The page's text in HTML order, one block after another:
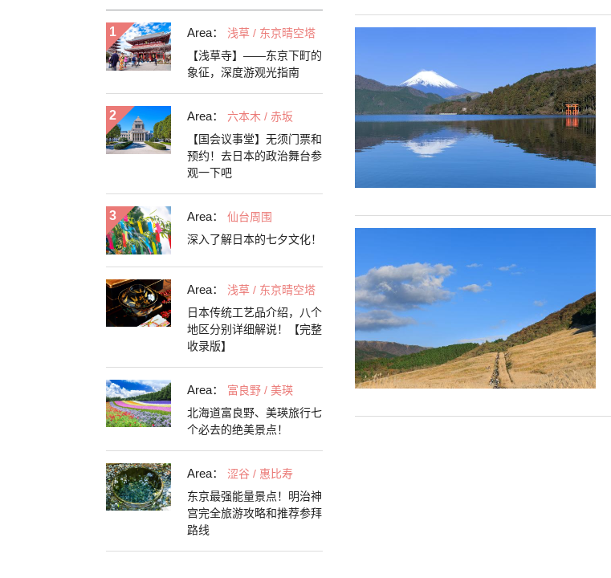
Area：
浅草 / 东京晴空塔
【浅草寺】——东京下町的
象征，深度游观光指南
Area：
六本木 / 赤坂
【国会议事堂】无须门票和
预约！去日本的政治舞台参
观一下吧
Area：
仙台周围
深入了解日本的七夕文化！
Area：
浅草 / 东京晴空塔
日本传统工艺品介绍，八个
地区分别详细解说！【完整
收录版】
Area：
富良野 / 美瑛
北海道富良野、美瑛旅行七
个必去的绝美景点！
Area：
涩谷 / 惠比寿
东京最强能量景点！明治神
宫完全旅游攻略和推荐参拜
路线